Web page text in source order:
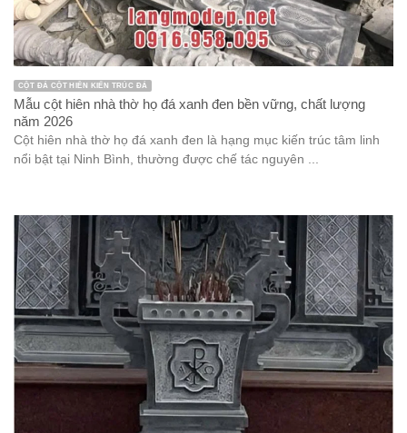
CỘT ĐÁ CỘT HIÊN KIẾN TRÚC ĐÁ
Mẫu cột hiên nhà thờ họ đá xanh đen bền vững, chất lượng
năm 2026
Cột hiên nhà thờ họ đá xanh đen là hạng mục kiến trúc tâm linh
nổi bật tại Ninh Bình, thường được chế tác nguyên ...